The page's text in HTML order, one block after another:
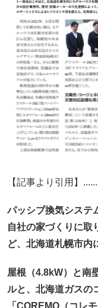
【記事より引用】
パッシブ換気システ
自社の家づくりに取
ど、北海道札幌市内
屋根（4.8kW）と南
ルと、北海道ガスの
「COREMO（コレ